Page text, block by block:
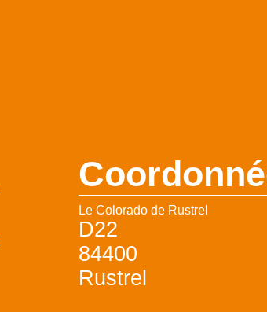
Le Colorado de Rustrel
D22
84400
Rustrel